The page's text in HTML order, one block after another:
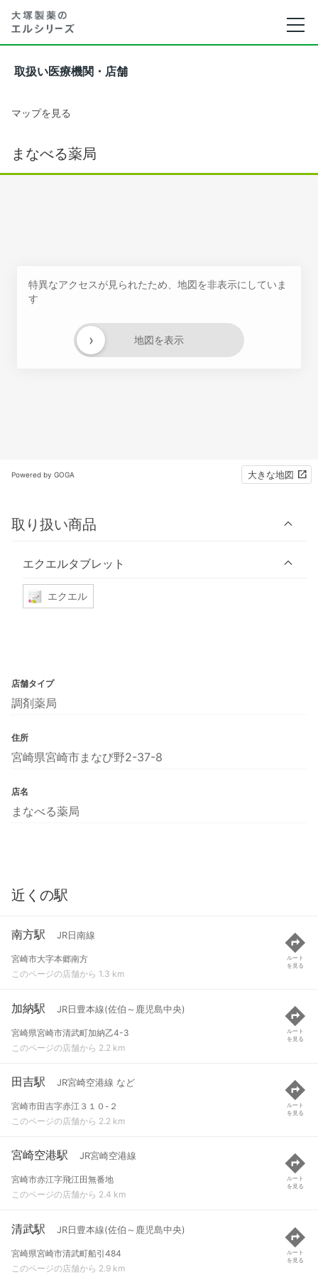
取扱い医療機関・店舗
マップを見る
まなべる薬局
特異なアクセスが見られたため、地図を非表示にしていま
す
地図を表示
›
Powered by GOGA 大きな地図
取り扱い商品
エクエルタブレット
エクエル
店舗タイプ
調剤薬局
住所
宮崎県宮崎市まなび野2-37-8
店名
まなべる薬局
近くの駅
南方駅 JR日南線
宮崎市大字本郷南方
このページの店舗から 1.3 km
ルート
を見る
加納駅 JR日豊本線(佐伯～鹿児島中央)
宮崎県宮崎市清武町加納乙4-3
このページの店舗から 2.2 km
ルート
を見る
田吉駅 JR宮崎空港線 など
宮崎市田吉字赤江３１０-２
このページの店舗から 2.2 km
ルート
を見る
宮崎空港駅 JR宮崎空港線
宮崎市赤江字飛江田無番地
このページの店舗から 2.4 km
ルート
を見る
清武駅 JR日豊本線(佐伯～鹿児島中央)
宮崎県宮崎市清武町船引484
このページの店舗から 2.9 km
ルート
を見る